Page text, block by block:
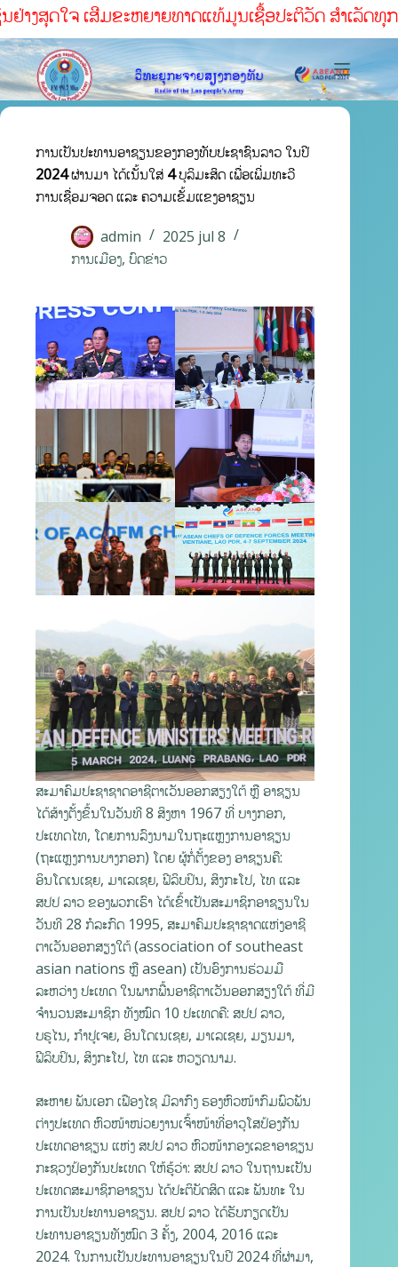
ໃຈ ເສີມຂະຫຍາຍທາດແທ້ມູນເຊື້ອປະຕິວັດ ສໍາເລັດທຸກໜ້າທ່ີ
ການເປັນປະທານອາຊຽນຂອງກອງທັບປະຊາຊົນລາວ ໃນປີ
2024 ຜ່ານມາ ໄດ້ເນັ້ນໃສ່ 4 ບຸລິມະສິດ ເພື່ອເພີ່ມທະວີ
ການເຊື່ອມຈອດ ແລະ ຄວາມເຂັ້ມແຂງອາຊຽນ
admin
2025 jul 8
ການເມືອງ, ບົດຂ່າວ
ສະມາຄົມປະຊາຊາດອາຊີຕາເວັນອອກສຽງໃຕ້ ຫຼື ອາຊຽນ
ໄດ້ສ້າງຕັ້ງຂຶ້ນໃນວັນທີ 8 ສິງຫາ 1967 ທີ່ ບາງກອກ,
ປະເທດໄທ, ໂດຍການລົງນາມໃນຖະແຫຼງການອາຊຽນ
(ຖະແຫຼງການບາງກອກ) ໂດຍ ຜູ້ກໍ່ຕັ້ງຂອງ ອາຊຽນຄື:
ອິນໂດເນເຊຍ, ມາເລເຊຍ, ຟີລິບປິນ, ສິງກະໂປ, ໄທ ແລະ
ສປປ ລາວ ຂອງພວກເຮົາ ໄດ້ເຂົ້າເປັນສະມາຊິກອາຊຽນໃນ
ວັນທີ 28 ກໍລະກົດ 1995, ສະມາຄົມປະຊາຊາດແຫ່ງອາຊີ
ຕາເວັນອອກສຽງໃຕ້ (association of southeast
asian nations ຫຼື asean) ເປັນອົງການຮ່ວມມື
ລະຫວ່າງ ປະເທດ ໃນພາກພື້ນອາຊີຕາເວັນອອກສຽງໃຕ້ ທີ່ມີ
ຈໍານວນສະມາຊິກ ທັງໝົດ 10 ປະເທດຄື: ສປປ ລາວ,
ບຣູໄນ, ກຳປູເຈຍ, ອິນໂດເນເຊຍ, ມາເລເຊຍ, ມຽນມາ,
ຟີລິບປິນ, ສິງກະໂປ, ໄທ ແລະ ຫວຽດນາມ.
ສະຫາຍ ພັນເອກ ເຟືອງໄຊ ມີລາກົງ ຮອງຫົວໜ້າກົມພົວພັນ
ຕ່າງປະເທດ ຫົວໜ້າໜ່ວຍງານເຈົ້າໜ້າທີ່ອາວຸໂສປ້ອງກັນ
ປະເທດອາຊຽນ ແຫ່ງ ສປປ ລາວ ຫົວໜ້າກອງເລຂາອາຊຽນ
ກະຊວງປ້ອງກັນປະເທດ ໃຫ້ຮູ້ວ່າ: ສປປ ລາວ ໃນຖານະເປັນ
ປະເທດສະມາຊິກອາຊຽນ ໄດ້ປະຕິບັດສິດ ແລະ ພັນທະ ໃນ
ການເປັນປະທານອາຊຽນ. ສປປ ລາວ ໄດ້ຮັບກຽດເປັນ
ປະທານອາຊຽນທັງໝົດ 3 ຄັ້ງ, 2004, 2016 ແລະ
2024. ໃນການເປັນປະທານອາຊຽນໃນປີ 2024 ທີ່ຜ່າມາ,